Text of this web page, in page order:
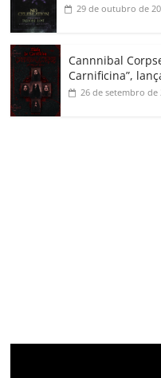
29 de outubro de
Cannnibal
Carnificina”,
26 de setembro de